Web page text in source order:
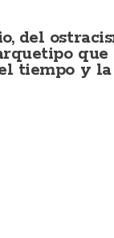
del
que
tiempo y la